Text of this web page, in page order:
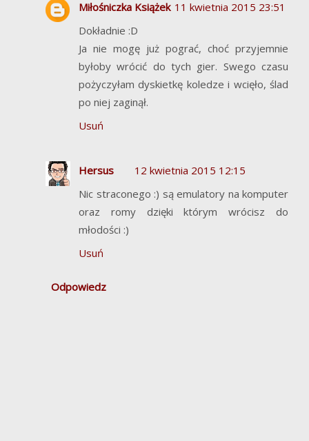
Miłośniczka Książek 11 kwietnia 2015 23:51
Dokładnie :D
Ja nie mogę już pograć, choć przyjemnie
byłoby wrócić do tych gier. Swego czasu
pożyczyłam dyskietkę koledze i wcięło, ślad
po niej zaginął.
Usuń
Hersus
12 kwietnia 2015 12:15
Nic straconego :) są emulatory na komputer
oraz romy dzięki którym wrócisz do
młodości :)
Usuń
Odpowiedz